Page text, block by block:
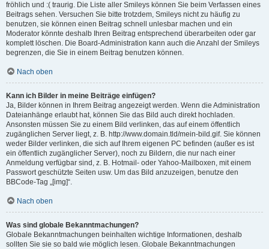
fröhlich und :( traurig. Die Liste aller Smileys können Sie beim Verfassen eines
Beitrags sehen. Versuchen Sie bitte trotzdem, Smileys nicht zu häufig zu
benutzen, sie können einen Beitrag schnell unlesbar machen und ein
Moderator könnte deshalb Ihren Beitrag entsprechend überarbeiten oder gar
komplett löschen. Die Board-Administration kann auch die Anzahl der Smileys
begrenzen, die Sie in einem Beitrag benutzen können.
Nach oben
Kann ich Bilder in meine Beiträge einfügen?
Ja, Bilder können in Ihrem Beitrag angezeigt werden. Wenn die Administration
Dateianhänge erlaubt hat, können Sie das Bild auch direkt hochladen.
Ansonsten müssen Sie zu einem Bild verlinken, das auf einem öffentlich
zugänglichen Server liegt, z. B. http://www.domain.tld/mein-bild.gif. Sie können
weder Bilder verlinken, die sich auf Ihrem eigenen PC befinden (außer es ist
ein öffentlich zugänglicher Server), noch zu Bildern, die nur nach einer
Anmeldung verfügbar sind, z. B. Hotmail- oder Yahoo-Mailboxen, mit einem
Passwort geschützte Seiten usw. Um das Bild anzuzeigen, benutze den
BBCode-Tag „[img]“.
Nach oben
Was sind globale Bekanntmachungen?
Globale Bekanntmachungen beinhalten wichtige Informationen, deshalb
sollten Sie sie so bald wie möglich lesen. Globale Bekanntmachungen